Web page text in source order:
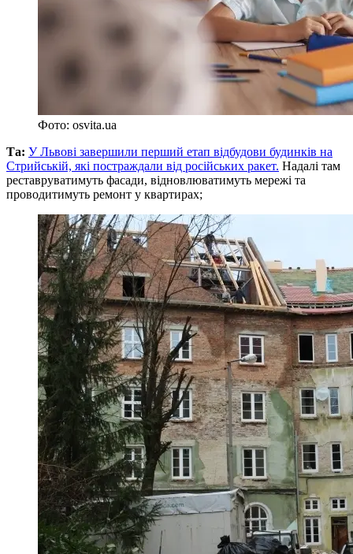
Фото: osvita.ua
Та: У Львові завершили перший етап відбудови будинків на
Стрийській, які постраждали від російських ракет. Надалі там
реставруватимуть фасади, відновлюватимуть мережі та
проводитимуть ремонт у квартирах;